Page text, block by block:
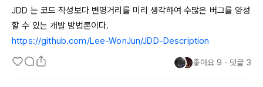
JDD 는 코드 작성보다 변명거리를 미리 생각하여 수많은 버그를 양성
https://github.com/Lee-WonJun/JDD-Description
좋아요 9 ・ 댓글 3